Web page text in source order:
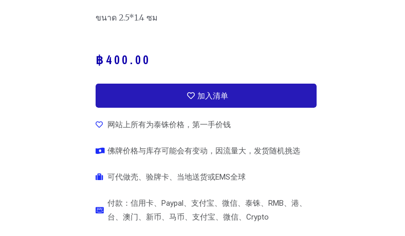
ขนาด 2.5*1.4 ซม
฿ 400.00
加入清单
网站上所有为泰铢价格，第一手价钱
佛牌价格与库存可能会有变动，因流量大，发货随机挑选
可代做壳、验牌卡、当地送货或EMS全球
付款：信用卡、Paypal、支付宝、微信、泰铢、RMB、港、
台、澳门、新币、马币、支付宝、微信、Crypto